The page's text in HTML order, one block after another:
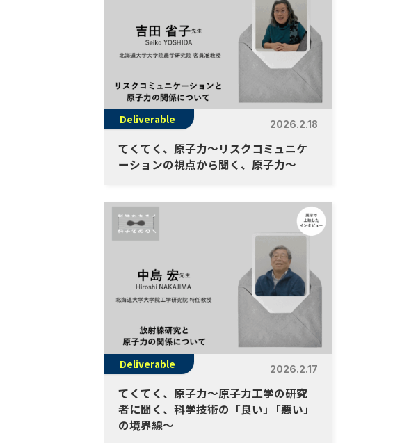
Deliverable 2026.2.18
てくてく、原子力～リスクコミュニケ
ーションの視点から聞く、原子力～
Deliverable 2026.2.17
てくてく、原子力～原子力工学の研究
者に聞く、科学技術の「良い」
「悪い」
の境界線～